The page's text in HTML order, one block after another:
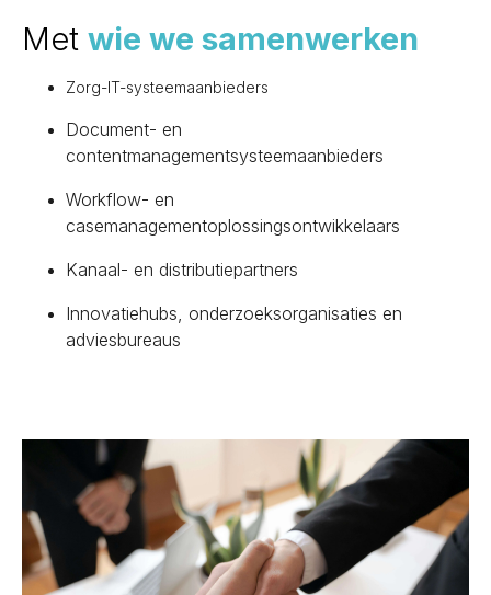
Met wie we samenwerken
Zorg-IT-systeemaanbieders
Document- en
contentmanagementsysteemaanbieders
Workflow- en
casemanagementoplossingsontwikkelaars
Kanaal- en distributiepartners
Innovatiehubs, onderzoeksorganisaties en
adviesbureaus